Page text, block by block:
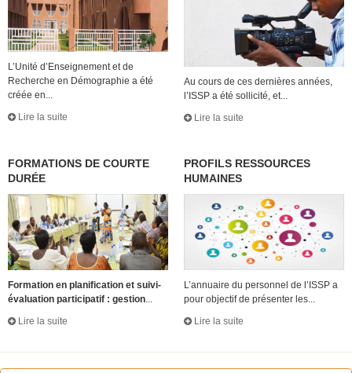
L’Unité d’Enseignement et de
Recherche en Démographie a été
créée en...
Lire la suite
Au cours de ces dernières années,
l’ISSP a été sollicité, et...
Lire la suite
FORMATIONS DE COURTE
DURÉE
Formation en planification et suivi-
évaluation participatif : gestion...
Lire la suite
PROFILS RESSOURCES
HUMAINES
L’annuaire du personnel de l’ISSP a
pour objectif de présenter les...
Lire la suite